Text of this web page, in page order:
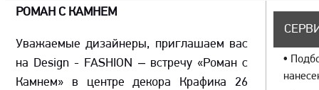
РОМАН С КАМНЕМ
Уважаемые дизайнеры, приглашаем вас
на Design - FASHION – встречу «Роман с
Камнем» в центре декора Крафика 26
•